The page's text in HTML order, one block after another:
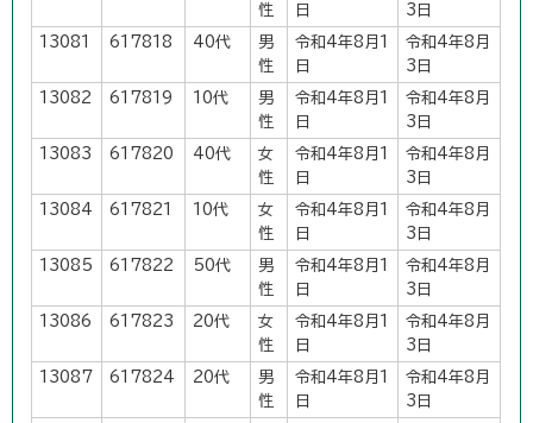
性
日
3日
13081 617818 40代
男
性
令和4年8月1
日
令和4年8月
3日
13082 617819 10代
男
性
令和4年8月1
日
令和4年8月
3日
13083 617820 40代
女
性
令和4年8月1
日
令和4年8月
3日
13084 617821 10代
女
性
令和4年8月1
日
令和4年8月
3日
13085 617822 50代
男
性
令和4年8月1
日
令和4年8月
3日
13086 617823 20代
女
性
令和4年8月1
日
令和4年8月
3日
13087 617824 20代
男
性
令和4年8月1
日
令和4年8月
3日